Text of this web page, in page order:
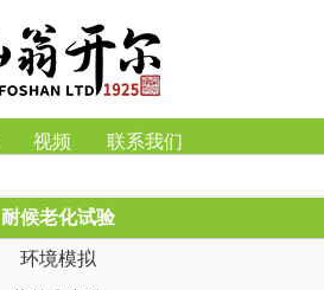
视频 联系我们
耐候老化试验
环境模拟